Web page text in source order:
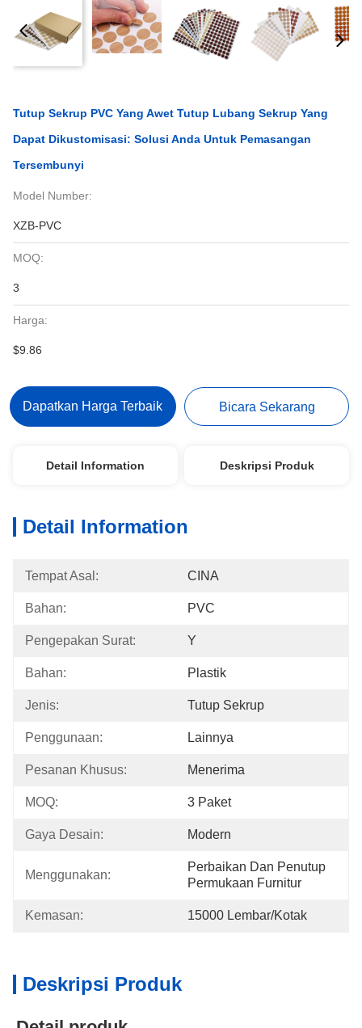
Tutup Sekrup PVC Yang Awet Tutup Lubang Sekrup Yang
Dapat Dikustomisasi: Solusi Anda Untuk Pemasangan
Tersembunyi
Model Number:
XZB-PVC
MOQ:
3
Harga:
$9.86
Dapatkan Harga Terbaik Bicara Sekarang
Detail Information Deskripsi Produk
Detail Information
Tempat Asal: CINA
Bahan: PVC
Pengepakan Surat: Y
Bahan: Plastik
Jenis: Tutup Sekrup
Penggunaan: Lainnya
Pesanan Khusus: Menerima
MOQ: 3 Paket
Gaya Desain: Modern
Menggunakan:
Perbaikan Dan Penutup
Permukaan Furnitur
Kemasan: 15000 Lembar/kotak
Deskripsi Produk